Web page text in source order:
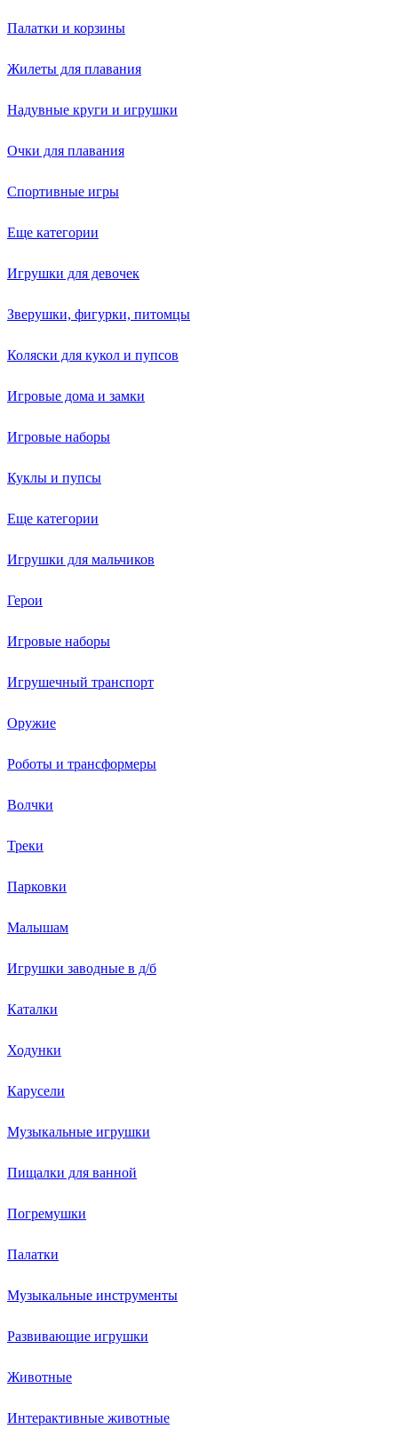
Палатки и корзины
Жилеты для плавания
Надувные круги и игрушки
Очки для плавания
Спортивные игры
Еще категории
Игрушки для девочек
Зверушки, фигурки, питомцы
Коляски для кукол и пупсов
Игровые дома и замки
Игровые наборы
Куклы и пупсы
Еще категории
Игрушки для мальчиков
Герои
Игровые наборы
Игрушечный транспорт
Оружие
Роботы и трансформеры
Волчки
Треки
Парковки
Малышам
Игрушки заводные в д/б
Каталки
Ходунки
Карусели
Музыкальные игрушки
Пищалки для ванной
Погремушки
Палатки
Музыкальные инструменты
Развивающие игрушки
Животные
Интерактивные животные